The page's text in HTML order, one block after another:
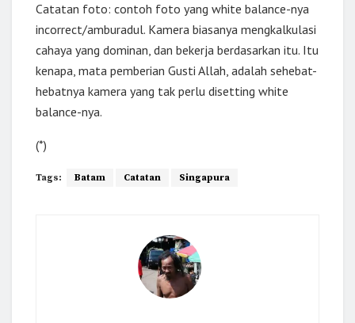
Catatan foto: contoh foto yang white balance-nya
incorrect/amburadul. Kamera biasanya mengkalkulasi
cahaya yang dominan, dan bekerja berdasarkan itu. Itu
kenapa, mata pemberian Gusti Allah, adalah sehebat-
hebatnya kamera yang tak perlu disetting white
balance-nya.
(*)
Tags: Batam Catatan Singapura